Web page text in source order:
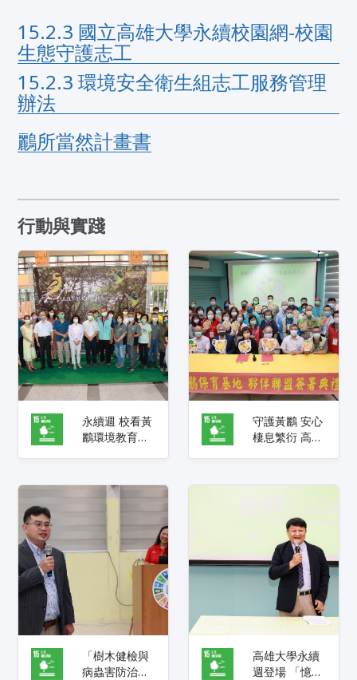
15.2.3 國立高雄大學永續校園網-校園
生態守護志工
15.2.3 環境安全衛生組志工服務管理
辦法
鸝所當然計畫書
行動與實踐
永續週 校看黃
鸝環境教育系
展、線上講
座、志工培力
守護黃鸝 安心
棲息繁衍 高雄
基地夥伴聯盟
「樹木健檢與
病蟲害防治環
高雄大學永續
週登場 「憶桐